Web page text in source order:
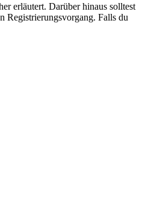
erläutert. Darüber hinaus solltest
Registrierungsvorgang. Falls du